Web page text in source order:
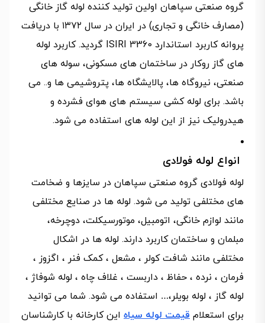
گروه صنعتی سپاهان اولین تولید کننده لوله گاز خانگی
(مصارف خانگی و تجاری) در ایران در سال ۱۳۷۲ با دریافت
پروانه کاربرد استاندارد ISIRI 3360 گردید. کاربرد لوله
های گاز روکار در ساختمان های مسکونی، سوله های
صنعتی، نیروگاه ها، پالایشگاه ها، پتروشیمی ها و.. می
باشد. برای لوله کشی سیستم های هوای فشرده و
هیدرولیک نیز از این لوله های استفاده می شود.
انواع لوله فولادی
لوله فولادی گروه صنعتی سپاهان در سایزها و ضخامت
های مختلفی تولید می شود. لوله ها در صنایع مختلفی
مانند لوازم خانگی، اتومبیل، موتورسیکلت، دوچرخه،
مبلمان و ساختمان کاربرد دارند. لوله ها در اشکال
مختلفی مانند شافت کولر ، مشعل ، کمک فنر ، اگزوز ،
فرمان ، نرده ، حفاظ ، داربست ، غلاف چاه ، لوله شوفاژ ،
لوله گاز ، لوله بویلر،… استفاده می شود. شما می توانید
برای استعلام قیمت لوله سیاه این کارخانه با کارشناسان